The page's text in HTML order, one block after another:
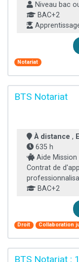
Niveau bac
BAC+2
Notariat
BTS Notariat
À distance ,
635 h
Aide Mission
Contrat de
BAC+2
Droit Collaboration
BTS Notariat :